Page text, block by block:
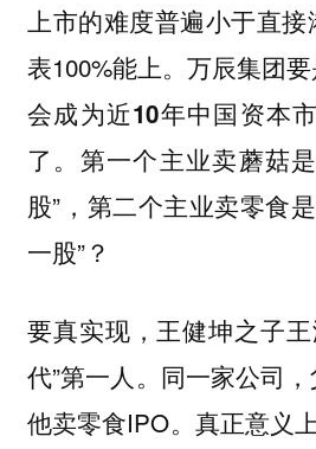
上市的难度普遍小于直
表100%能上。 万辰集团
会成为近10年中国资本
了。 第一个主业卖蘑菇
股”，第二个主业卖零食
一股”？
要真实现，王健坤之子
代”第一人。同一家公司
他卖零食IPO。真正意义